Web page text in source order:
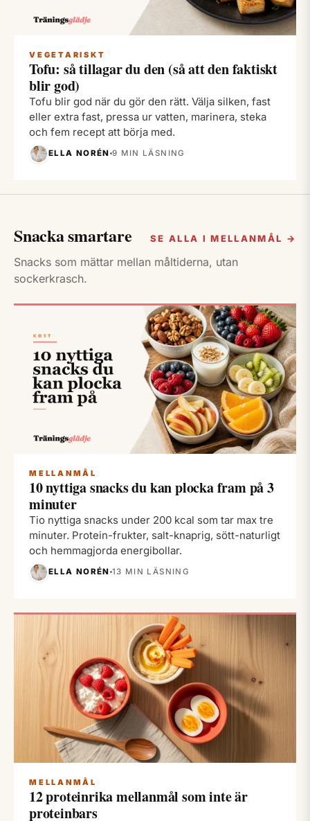
VEGETARISKT
Tofu: så tillagar du den (så att den faktiskt
blir god)
Tofu blir god när du gör den rätt. Välja silken, fast
eller extra fast, pressa ur vatten, marinera, steka
och fem recept att börja med.
ELLA NORÉN 9 MIN LÄSNING
Snacka smartare SE ALLA I MELLANMÅL →
Snacks som mättar mellan måltiderna, utan
sockerkrasch.
MELLANMÅL
10 nyttiga snacks du kan plocka fram på 3
minuter
Tio nyttiga snacks under 200 kcal som tar max tre
minuter. Protein-frukter, salt-knaprig, sött-naturligt
och hemmagjorda energibollar.
ELLA NORÉN 13 MIN LÄSNING
MELLANMÅL
12 proteinrika mellanmål som inte är
proteinbars